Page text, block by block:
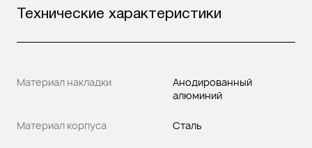
Технические характеристики
Материал накладки
Анодированный
алюминий
Материал корпуса Сталь